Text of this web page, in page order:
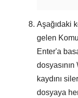
Aşağıdaki
gelen
Enter'a
dosyasının
kaydını
dosyaya